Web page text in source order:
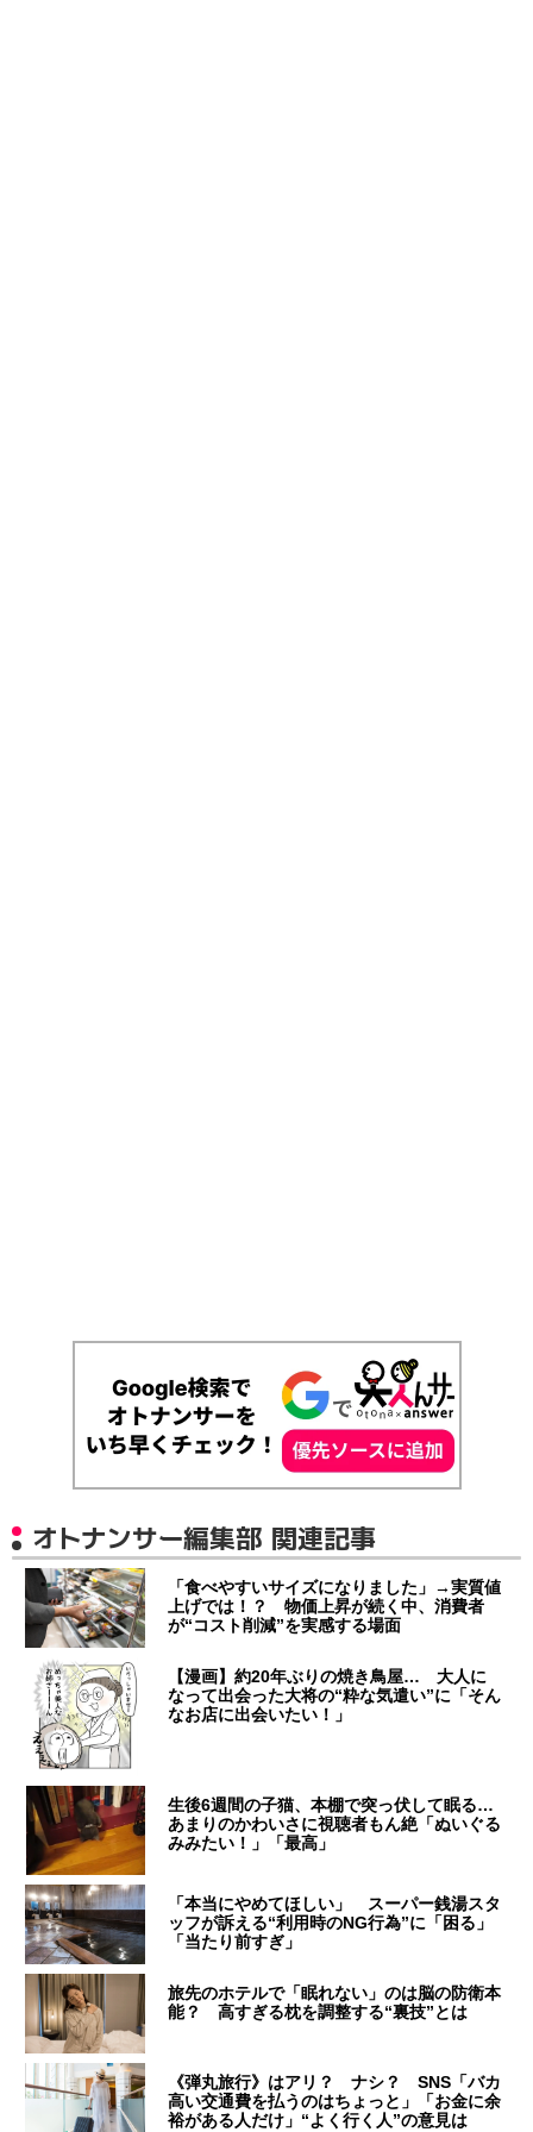
オトナンサー編集部 関連記事
「食べやすいサイズになりました」→実質値
上げでは！？ 物価上昇が続く中、消費者
が“コスト削減”を実感する場面
【漫画】約20年ぶりの焼き鳥屋… 大人に
なって出会った大将の“粋な気遣い”に「そん
なお店に出会いたい！」
生後6週間の子猫、本棚で突っ伏して眠る…
あまりのかわいさに視聴者もん絶「ぬいぐる
みみたい！」「最高」
「本当にやめてほしい」 スーパー銭湯スタ
ッフが訴える“利用時のNG行為”に「困る」
「当たり前すぎ」
旅先のホテルで「眠れない」のは脳の防衛本
能？ 高すぎる枕を調整する“裏技”とは
《弾丸旅行》はアリ？ ナシ？ SNS「バカ
高い交通費を払うのはちょっと」「お金に余
裕がある人だけ」“よく行く人”の意見は